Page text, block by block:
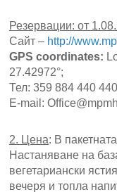
Резервации: от 1.08
Сайт – http://
GPS coordinates:
27.42972°;
Тел: 359 884 440
E-mail:
2. Цена: В
Настаняване на
вегетариански
вечеря и топла